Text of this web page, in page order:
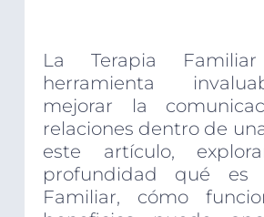
La Terapia
herramienta
mejorar la
relaciones dentro de
este artículo,
profundidad qué es
Familiar, cómo